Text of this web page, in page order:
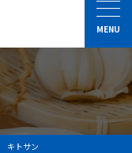
キトサン